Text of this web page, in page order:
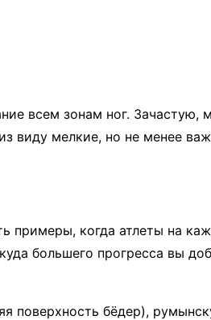
всем зонам ног.
виду мелкие, но не менее
примеры, когда атлеты на
большего прогресса вы
бёдер),